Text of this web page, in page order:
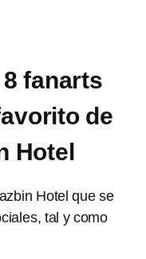
fanarts
de
Hotel
Hotel que se
tal y como